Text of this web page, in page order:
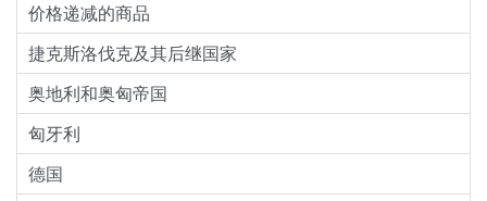
价格递减的商品
捷克斯洛伐克及其后继国家
奥地利和奥匈帝国
匈牙利
德国